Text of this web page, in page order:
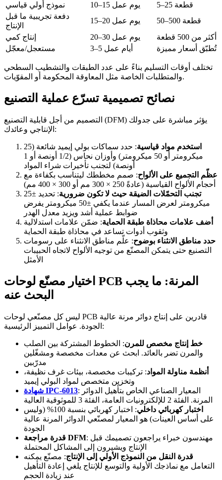
نموذج أولي قياسي
10–15 يوم عمل
5–25 قطعة
دفعة تجريبية ما قبل
الإنتاج
15–20 يوم عمل
50–500 قطعة
إنتاج كمي
20–30 يوم عمل
أكثر من 500 قطعة
مستعجل/معجّل
3–5 أيام عمل تُطبّق أسعار مميزة
تختلف أوقات التسليم بناءً على عدد الطبقات والتشطيب السطحي
والمتطلبات الخاصة مثل المعاوقة المحكومة أو المقوّيات.
نصائح تصميمية تسرّع عملية التصنيع
التصميم من أجل قابلية التصنيع (DFM) يؤثر مباشرة على جدولك
الإنتاجي وعائدك:
استخدم مواد قياسية
: حدد سماكات بولي إيميد شائعة (25
ميكرومتر أو 50 ميكرومتر) وأوزان نحاس (1/2 أونصة أو 1
أونصة) لتجنب تأخيرات شراء المواد
عظّم التجميع على الألواح: صمم مخططك ليتناسب بكفاءة مع
أحجام الألواح القياسية (عادةً 250 × 300 مم أو 300 × 400 مم)
تجنب التحمّلات الضيقة حيث لا تكون ضرورية
: تحديد ±25
ميكرومتر لعرض المسار عندما يكفي ±50 ميكرومتر يفرض
ضوابط عملية أشد ويزيد معدل الهدر
أضف علامات محاذاة طبقة الحماية: ضمّن علامات استدلالية
وثقوب أدوات تساعد في محاذاة طبقة الحماية
حدد مناطق الانثناء بوضوح: علّم مناطق الانثناء على رسومات
التصنيع حتى يتمكن المصنّع من توجيه الألواح لاتجاه الحبيبات
الأمثل
اختيار مصنّع لوحات PCB المرنة: ما يجب
البحث عنه
ليس كل مصنّعي لوحات PCB قادرين على إنتاج دوائر مرنة عالية
الجودة. عوامل التمييز الرئيسية:
خط إنتاج مخصص للمرن: الخطوط المشتركة بين الصلب
والمرن تضر بالعائد. ابحث عن معدات مخصصة ومشغّلين
مدرّبين
أنظمة مناولة المواد: تركيبات مخصصة، بيئات غرف نظيفة،
وتخزين متخصص لمواد البولي إيميد
شهادة IPC-6013: المعيار الصناعي الخاص بتأهيل الدوائر
المرنة. الفئة 2 للإلكترونيات العامة، الفئة 3 للموثوقية العالية
اختبار كهربائي داخلي
: اختبار كهربائي بنسبة 100% (وليس
على أساس العينات) هو المعيار لمصنّعي الدوائر المرنة عالية
الجودة
قدرة مراجعة DFM: مهندسون خبراء يراجعون تصميمك قبل
الإنتاج ويشيرون إلى المشاكل المحتملة
قدرة النقل من النموذج الأولي إلى الإنتاج: مصنّع يمكنه
التعامل مع نماذجك الأولية والتوسع للإنتاج يلغي إعادة التأهيل
عند زيادة الحجم